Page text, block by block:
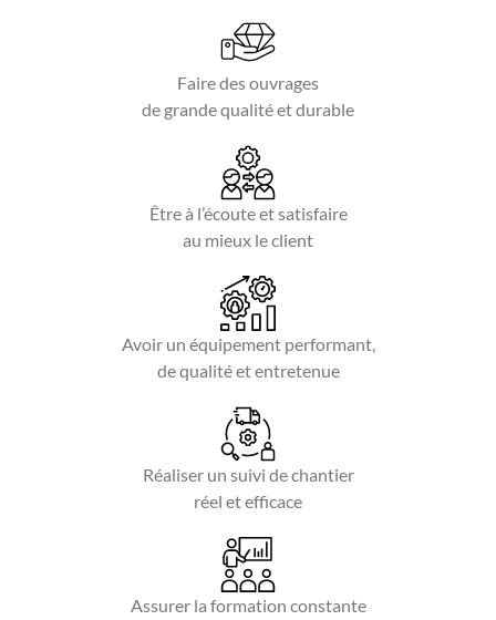
Faire des ouvrages
de grande qualité et durable
Être à l’écoute et satisfaire
au mieux le client
Avoir un équipement performant,
de qualité et entretenue
Réaliser un suivi de chantier
réel et efficace
Assurer la formation constante